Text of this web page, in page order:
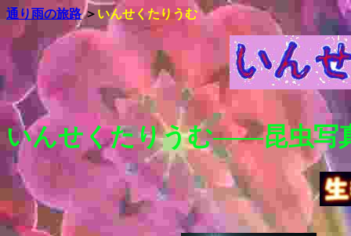
通り雨の旅路＞ いんせくたりうむ
いんせくたりうむ――昆虫写